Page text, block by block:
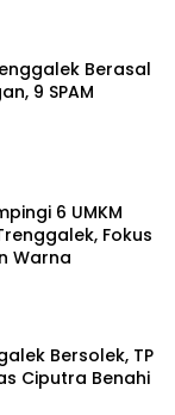
Berasal
9 SPAM
6 UMKM
Fokus
Warna
Bersolek, TP
Ciputra Benahi